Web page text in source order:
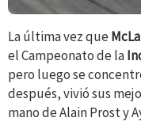
La última vez que
el Campeonato de la
pero luego se
después, vivió sus
mano de Alain Prost y